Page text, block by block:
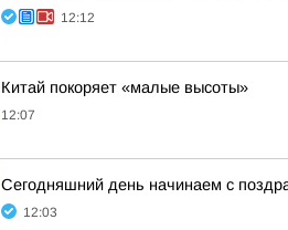
12:12
Китай покоряет «малые высоты»
12:07
Сегодняшний день начинаем с
12:03